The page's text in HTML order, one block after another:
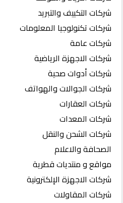
شركات التكييف والتبريد
شركات تكنولوجيا المعلومات
شركات عامة
شركات الاجهزة الرياضية
شركات أدوات صحية
شركات الجوالات والهواتف
شركات العقارات
شركات المعدات
شركات الشحن والنقل
الصحافة والاعلام
مواقع و منتديات قطرية
شركات الاجهزة الإلكترونية
شركات المقاولات